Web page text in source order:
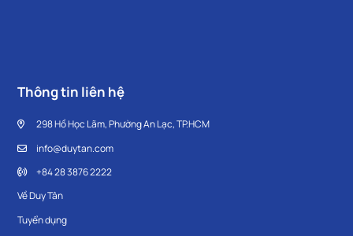
Thông tin liên hệ
298 Hồ Học Lãm, Phường An Lạc, TP.HCM
info@duytan.com
+84 28 3876 2222
Về Duy Tân
Tuyển dụng